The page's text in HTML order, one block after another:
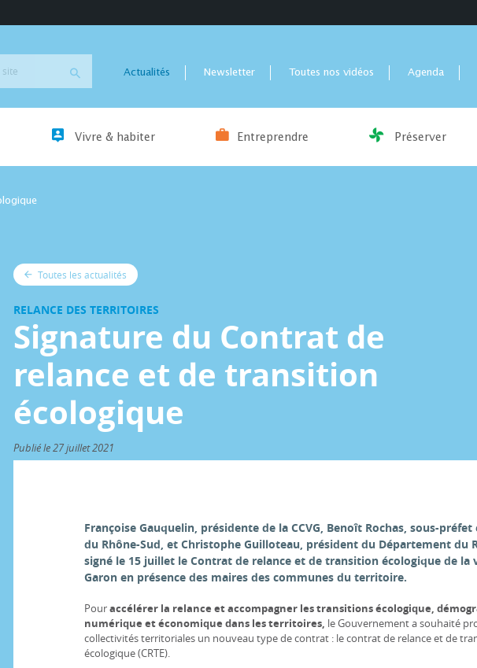
Actualités Newsletter Toutes nos vidéos Agenda
Vivre & habiter Entreprendre Préserver
Toutes les actualités
RELANCE DES TERRITOIRES
Signature du Contrat de
relance et de transition
écologique
Publié le 27 juillet 2021
Françoise Gauquelin, présidente de la CCVG, Benoît Rochas, sous-préfet
du Rhône-Sud, et Christophe Guilloteau, président du Département du
signé le 15 juillet le Contrat de relance et de transition écologique de la
Garon en présence des maires des communes du territoire.
Pouraccélérer la relance et accompagner les transitions écologique,
numérique et économique dans les territoires, le Gouvernement a souhaité
collectivités territoriales un nouveau type de contrat : le contrat de relance et de
écologique (CRTE).